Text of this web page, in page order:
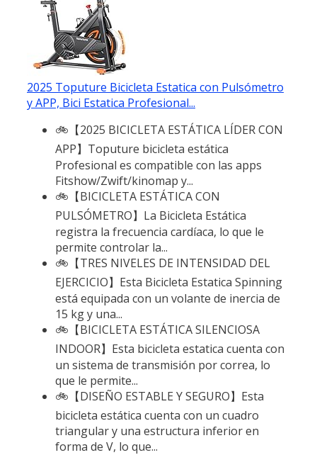
2025 Toputure Bicicleta Estatica con Pulsómetro
y APP, Bici Estatica Profesional...
🚲【2025 BICICLETA ESTÁTICA LÍDER CON
APP】Toputure bicicleta estática
Profesional es compatible con las apps
Fitshow/Zwift/kinomap y...
🚲【BICICLETA ESTÁTICA CON
PULSÓMETRO】La Bicicleta Estática
registra la frecuencia cardíaca, lo que le
permite controlar la...
🚲【TRES NIVELES DE INTENSIDAD DEL
EJERCICIO】Esta Bicicleta Estatica Spinning
está equipada con un volante de inercia de
15 kg y una...
🚲【BICICLETA ESTÁTICA SILENCIOSA
INDOOR】Esta bicicleta estatica cuenta con
un sistema de transmisión por correa, lo
que le permite...
🚲【DISEÑO ESTABLE Y SEGURO】Esta
bicicleta estática cuenta con un cuadro
triangular y una estructura inferior en
forma de V, lo que...